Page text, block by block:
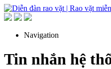
Navigation
Tin nhắn hệ